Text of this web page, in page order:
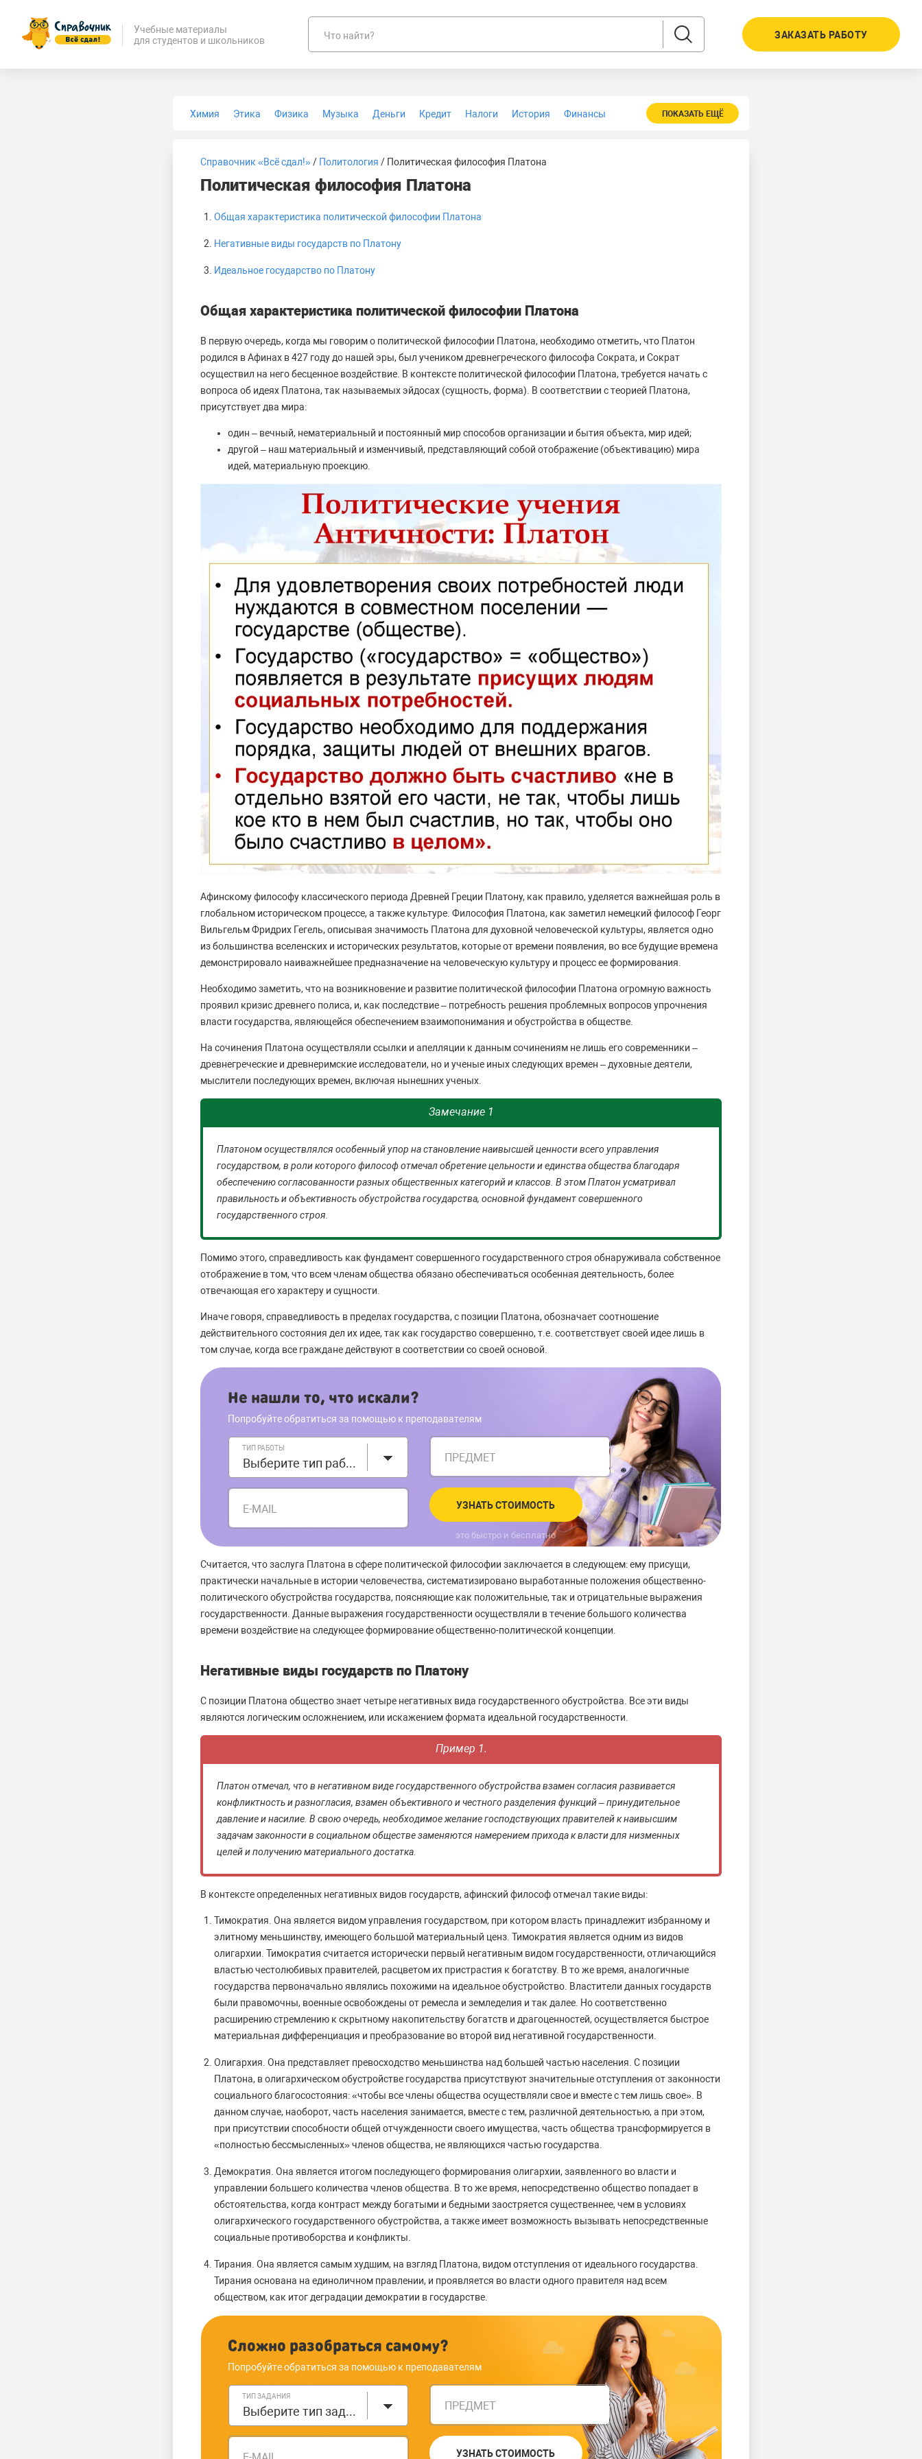
Учебные материалы
для студентов и школьников
Что найти? ЗАКАЗАТЬ РАБОТУ
Химия Этика Физика Музыка Деньги Кредит Налоги История
Финансы
ПОКАЗАТЬ ЕЩЁ
Справочник «Всё сдал!»/ Политология / Политическая философия Платона
Политическая философия Платона
Общая характеристика политической философии Платона
Негативные виды государств по Платону
Идеальное государство по Платону
Общая характеристика политической философии Платона
В первую очередь, когда мы говорим о политической философии Платона, необходимо отметить, что Платон
родился в Афинах в 427 году до нашей эры, был учеником древнегреческого философа Сократа, и Сократ
осуществил на него бесценное воздействие. В контексте политической философии Платона, требуется начать с
вопроса об идеях Платона, так называемых эйдосах (сущность, форма). В соответствии с теорией Платона,
присутствует два мира:
один – вечный, нематериальный и постоянный мир способов организации и бытия объекта, мир идей;
другой – наш материальный и изменчивый, представляющий собой отображение (объективацию) мира
идей, материальную проекцию.
Афинскому философу классического периода Древней Греции Платону, как правило, уделяется важнейшая роль в
глобальном историческом процессе, а также культуре. Философия Платона, как заметил немецкий философ Георг
Вильгельм Фридрих Гегель, описывая значимость Платона для духовной человеческой культуры, является одно
из большинства вселенских и исторических результатов, которые от времени появления, во все будущие времена
демонстрировало наиважнейшее предназначение на человеческую культуру и процесс ее формирования.
Необходимо заметить, что на возникновение и развитие политической философии Платона огромную важность
проявил кризис древнего полиса, и, как последствие – потребность решения проблемных вопросов упрочнения
власти государства, являющейся обеспечением взаимопонимания и обустройства в обществе.
На сочинения Платона осуществляли ссылки и апелляции к данным сочинениям не лишь его современники –
древнегреческие и древнеримские исследователи, но и ученые иных следующих времен – духовные деятели,
мыслители последующих времен, включая нынешних ученых.
Замечание 1
Платоном осуществлялся особенный упор на становление наивысшей ценности всего управления
государством, в роли которого философ отмечал обретение цельности и единства общества благодаря
обеспечению согласованности разных общественных категорий и классов. В этом Платон усматривал
правильность и объективность обустройства государства, основной фундамент совершенного
государственного строя.
Помимо этого, справедливость как фундамент совершенного государственного строя обнаруживала собственное
отображение в том, что всем членам общества обязано обеспечиваться особенная деятельность, более
отвечающая его характеру и сущности.
Иначе говоря, справедливость в пределах государства, с позиции Платона, обозначает соотношение
действительного состояния дел их идее, так как государство совершенно, т.е. соответствует своей идее лишь в
том случае, когда все граждане действуют в соответствии со своей основой.
Не нашли то, что искали?
Попробуйте обратиться за помощью к преподавателям
ТИП РАБОТЫ
Выберите тип работы ПРЕДМЕТ
E-MAIL УЗНАТЬ СТОИМОСТЬ
это быстро и бесплатно
Считается, что заслуга Платона в сфере политической философии заключается в следующем: ему присущи,
практически начальные в истории человечества, систематизировано выработанные положения общественно-
политического обустройства государства, поясняющие как положительные, так и отрицательные выражения
государственности. Данные выражения государственности осуществляли в течение большого количества
времени воздействие на следующее формирование общественно-политической концепции.
Негативные виды государств по Платону
С позиции Платона общество знает четыре негативных вида государственного обустройства. Все эти виды
являются логическим осложнением, или искажением формата идеальной государственности.
Пример 1.
Платон отмечал, что в негативном виде государственного обустройства взамен согласия развивается
конфликтность и разногласия, взамен объективного и честного разделения функций – принудительное
давление и насилие. В свою очередь, необходимое желание господствующих правителей к наивысшим
задачам законности в социальном обществе заменяются намерением прихода к власти для низменных
целей и получению материального достатка.
В контексте определенных негативных видов государств, афинский философ отмечал такие виды:
Тимократия. Она является видом управления государством, при котором власть принадлежит избранному и
элитному меньшинству, имеющего большой материальный ценз. Тимократия является одним из видов
олигархии. Тимократия считается исторически первый негативным видом государственности, отличающийся
властью честолюбивых правителей, расцветом их пристрастия к богатству. В то же время, аналогичные
государства первоначально являлись похожими на идеальное обустройство. Властители данных государств
были правомочны, военные освобождены от ремесла и земледелия и так далее. Но соответственно
расширению стремлению к скрытному накопительству богатств и драгоценностей, осуществляется быстрое
материальная дифференциация и преобразование во второй вид негативной государственности.
Олигархия. Она представляет превосходство меньшинства над большей частью населения. С позиции
Платона, в олигархическом обустройстве государства присутствуют значительные отступления от законности
социального благосостояния: «чтобы все члены общества осуществляли свое и вместе с тем лишь свое». В
данном случае, наоборот, часть населения занимается, вместе с тем, различной деятельностью, а при этом,
при присутствии способности общей отчужденности своего имущества, часть общества трансформируется в
«полностью бессмысленных» членов общества, не являющихся частью государства.
Демократия. Она является итогом последующего формирования олигархии, заявленного во власти и
управлении большего количества членов общества. В то же время, непосредственно общество попадает в
обстоятельства, когда контраст между богатыми и бедными заостряется существеннее, чем в условиях
олигархического государственного обустройства, а также имеет возможность вызывать непосредственные
социальные противоборства и конфликты.
Тирания. Она является самым худшим, на взгляд Платона, видом отступления от идеального государства.
Тирания основана на единоличном правлении, и проявляется во власти одного правителя над всем
обществом, как итог деградации демократии в государстве.
Сложно разобраться самому?
Попробуйте обратиться за помощью к преподавателям
ТИП ЗАДАНИЯ
Выберите тип задания ПРЕДМЕТ
УЗНАТЬ СТОИМОСТЬ